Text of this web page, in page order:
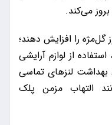
می‌کند.
گل‌مژه را افزایش دهند؛
از لوازم آرایشی
بهداشت لنزهای تماسی
التهاب مزمن پلک